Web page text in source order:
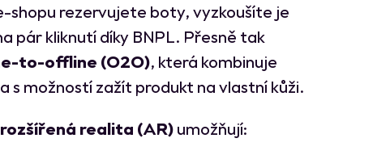
shopu rezervujete boty, vyzkoušíte je
pár kliknutí díky BNPL. Přesně tak
to-offline (O2O), která kombinuje
s možností zažít produkt na vlastní kůži.
rozšířená realita (AR)umožňují: